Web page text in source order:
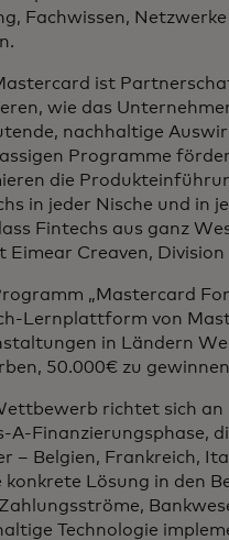
Fachwissen,
ist
wie das
nachhaltige
Programme
die
in jeder Nische und in
Fintechs aus ganz
Eimear Creaven,
„Mastercard
Lernplattform von
in Ländern
50.000€ zu
richtet sich an
A-Finanzierungsphase,
– Belgien, Frankreich,
konkrete Lösung in den
Technologie